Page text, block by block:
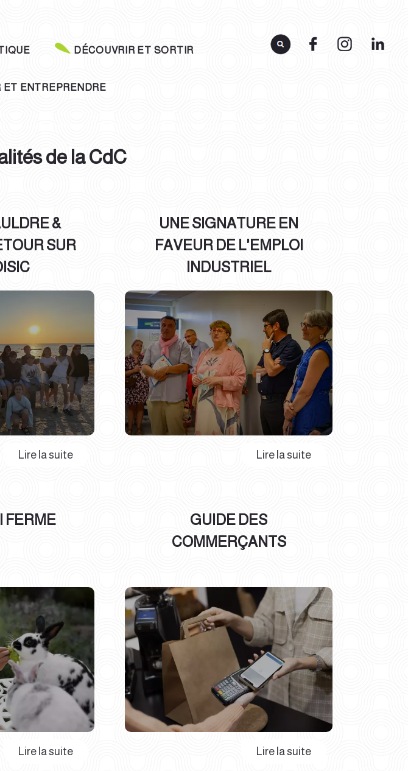
DÉCOUVRIR ET SORTIR
ET ENTREPRENDRE
de la CdC
&
SUR
UNE SIGNATURE EN
FAVEUR DE L'EMPLOI
INDUSTRIEL
FERME
GUIDE DES
COMMERÇANTS